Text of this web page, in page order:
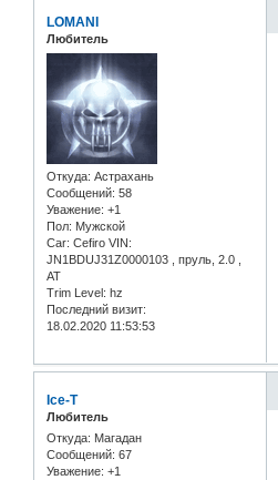
LOMANI
Любитель
Откуда: Астрахань
Сообщений: 58
Уважение: +1
Пол: Мужской
Car: Cefiro VIN:
JN1BDUJ31Z0000103 , пруль, 2.0 ,
АТ
Trim Level: hz
Последний визит:
18.02.2020 11:53:53
Ice-T
Любитель
Откуда: Магадан
Сообщений: 67
Уважение: +1